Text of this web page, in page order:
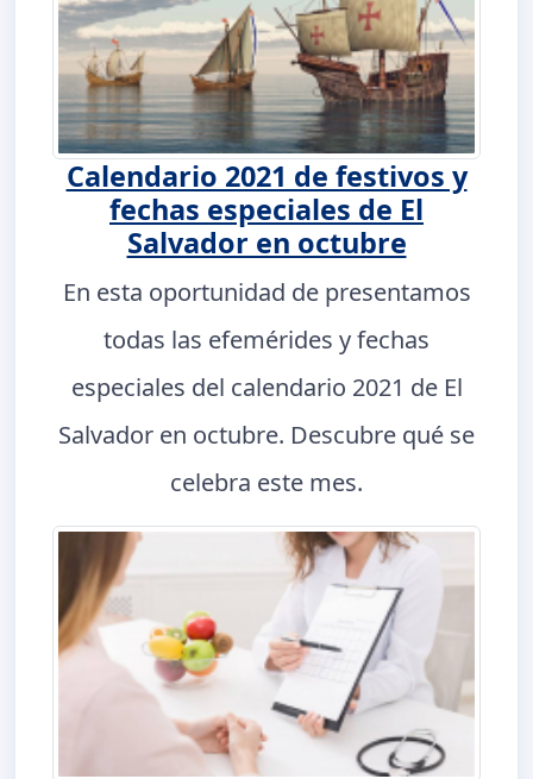
Calendario 2021 de festivos y
fechas especiales de El
Salvador en octubre
En esta oportunidad de presentamos
todas las efemérides y fechas
especiales del calendario 2021 de El
Salvador en octubre. Descubre qué se
celebra este mes.